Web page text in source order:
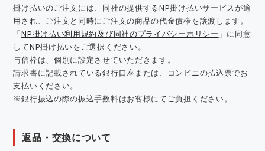
掛け払いのご注文には、同社の提供するNP掛け払いサービスが適
用され、ご注文と同時にご注文の商品の代金債権を譲渡します。
「NP掛け払い利用規約及び同社のプライバシーポリシー 」に同意
してNP掛け払いをご選択ください。
与信枠は、個別に設定させていただきます。
請求書に記載されている銀行口座または、コンビニの払込票でお
支払いください。
※銀行振込の際の振込手数料はお客様にてご負担ください。
返品・交換について